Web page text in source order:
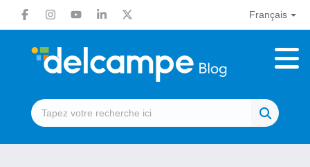
Français